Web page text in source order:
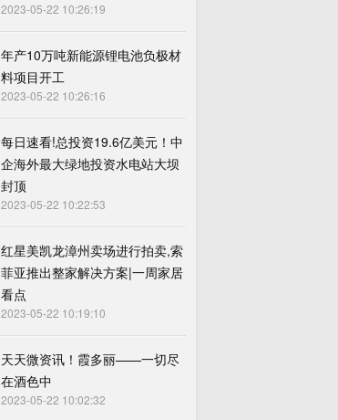
2023-05-22 10:26:19
年产10万吨新能源锂电池负极材
料项目开工
2023-05-22 10:26:16
每日速看!总投资19.6亿美元！中
企海外最大绿地投资水电站大坝
封顶
2023-05-22 10:22:53
红星美凯龙漳州卖场进行拍卖,索
菲亚推出整家解决方案|一周家居
看点
2023-05-22 10:19:10
天天微资讯！霞多丽——一切尽
在酒色中
2023-05-22 10:02:32